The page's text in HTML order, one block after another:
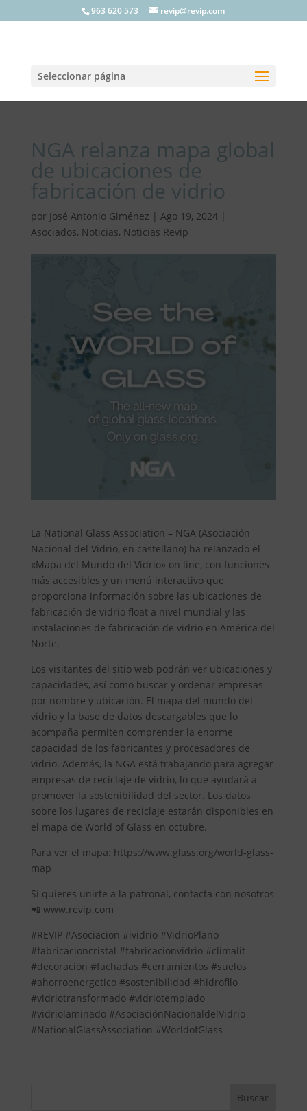
963 620 573 revip@revip.com
Seleccionar página
NGA relanza mapa global
de ubicaciones de
fabricación de vidrio
por José Antonio Giménez | Ago 19, 2024|
Asociados, Noticias, Noticias Revip
La National Glass Association – NGA (Asociación
Nacional del Vidrio, en castellano) ha relanzado el
«Mapa del Mundo del Vidrio» on line, con funciones
más accesibles y un menú interactivo que
proporciona información sobre las ubicaciones de
fabricación de vidrio float a nivel mundial y las
instalaciones de fabricación de vidrio en América del
Norte.
Los visitantes del sitio web podrán ver ubicaciones y
capacidades, así como buscar y ordenar empresas
por nombre y ubicación. El mapa del mundo del
vidrio y la base de datos descargables que lo
acompaña permiten comprender la enorme
capacidad de los fabricantes y procesadores de
vidrio. Además, la NGA está trabajando para agregar
empresas de reciclaje de vidrio, lo que ayudará a
promover la sostenibilidad del sector. Los datos
sobre los lugares de reciclaje estarán disponibles en
el mapa de World of Glass en octubre.
Para ver el mapa: https://www.glass.org/world-glass-
map
Si quieres unirte a la patronal, contacta con nosotros
📲 www.revip.com
#REVIP #Asociacion #ividrio #VidrioPlano
#fabricacioncristal #fabricacionvidrio #climalit
#decoración #fachadas #cerramientos #suelos
#ahorroenergetico #sostenibilidad #hidrofilo
#vidriotransformado #vidriotemplado
#vidriolaminado #AsociaciónNacionaldelVidrio
#NationalGlassAssociation #WorldofGlass